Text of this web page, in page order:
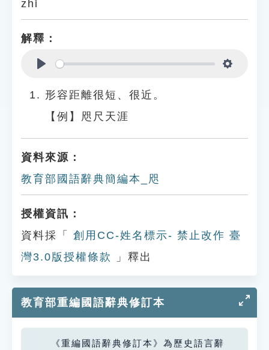
zhǐ
解釋：
形容距離很短、很近。
【例】咫尺天涯
資料來源：
教育部國語辭典簡編本_咫
授權資訊：
資料採「
創用CC-姓名標示- 禁止改作 臺
灣3.0版授權條款
」釋出
教育部重編國語辭典修訂本
《重編國語辭典修訂本》為歷史語言辭